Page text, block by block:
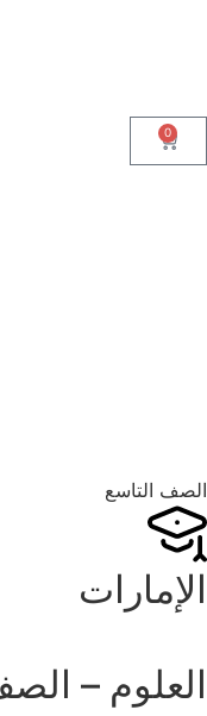
0
الصف التاسع
الإمارات
العلوم –